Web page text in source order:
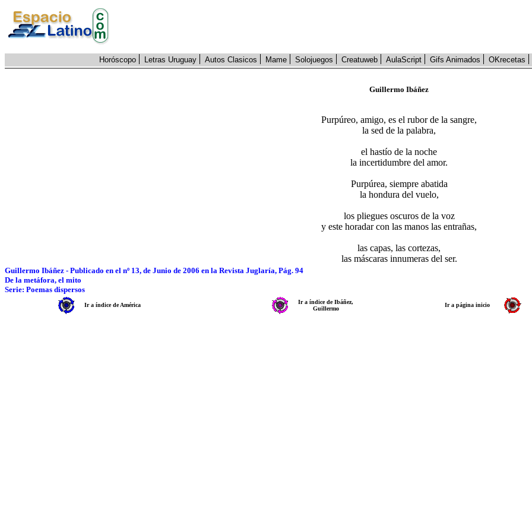
Horóscopo Letras Uruguay Autos Clasicos Mame Solojuegos Creatuweb AulaScript Gifs Animados OKrecetas
Guillermo Ibáñez
Purpúreo, amigo, es el rubor de la sangre,
la sed de la palabra,
el hastío de la noche
la incertidumbre del amor.
Purpúrea, siempre abatida
la hondura del vuelo,
los pliegues oscuros de la voz
y este horadar con las manos las entrañas,
las capas, las cortezas,
las máscaras innumeras del ser.
Guillermo Ibáñez - Publicado en el nº 13, de Junio de 2006 en la Revista Juglaría, Pág. 94
De la metáfora, el mito
Serie: Poemas dispersos
Ir a índice de América
Ir a índice de Ibáñez,
Guillermo
Ir a página inicio